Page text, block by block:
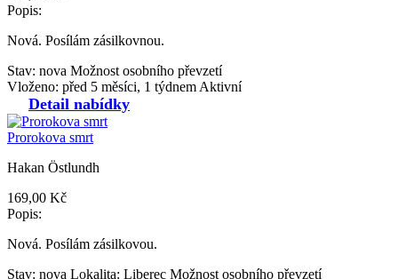
Popis:
Nová. Posílám zásilkovnou.
Stav: nova Možnost osobního převzetí
Vloženo: před 5 měsíci, 1 týdnem Aktivní
Detail nabídky
Prorokova smrt
Hakan Östlundh
169,00 Kč
Popis:
Nová. Posílám zásilkovou.
Stav: nova Lokalita: Liberec Možnost osobního převzetí